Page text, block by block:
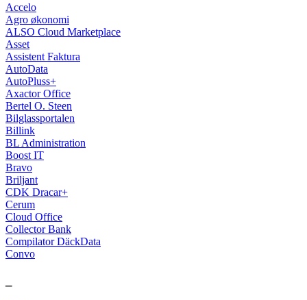
Accelo
Agro økonomi
ALSO Cloud Marketplace
Asset
Assistent Faktura
AutoData
AutoPluss+
Axactor Office
Bertel O. Steen
Bilglassportalen
Billink
BL Administration
Boost IT
Bravo
Briljant
CDK Dracar+
Cerum
Cloud Office
Collector Bank
Compilator DäckData
Convo